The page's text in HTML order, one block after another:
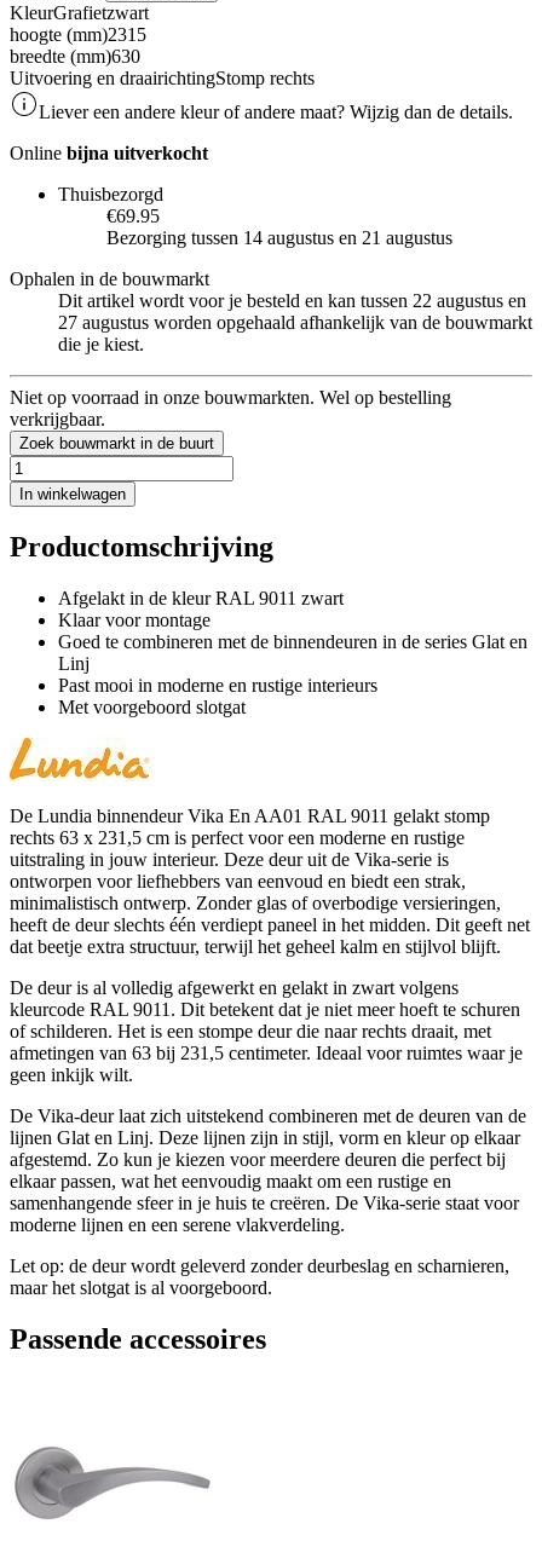
KleurGrafietzwart
hoogte (mm)2315
breedte (mm)630
Uitvoering en draairichtingStomp rechts
Liever een andere kleur of andere maat? Wijzig dan de details.
Online bijna uitverkocht
Thuisbezorgd
€69.95
Bezorging tussen 14 augustus en 21 augustus
Ophalen in de bouwmarkt
Dit artikel wordt voor je besteld en kan tussen 22 augustus en
27 augustus worden opgehaald afhankelijk van de bouwmarkt
die je kiest.
Niet op voorraad in onze bouwmarkten. Wel op bestelling
verkrijgbaar.
Zoek bouwmarkt in de buurt
In winkelwagen
Productomschrijving
Afgelakt in de kleur RAL 9011 zwart
Klaar voor montage
Goed te combineren met de binnendeuren in de series Glat en
Linj
Past mooi in moderne en rustige interieurs
Met voorgeboord slotgat
De Lundia binnendeur Vika En AA01 RAL 9011 gelakt stomp
rechts 63 x 231,5 cm is perfect voor een moderne en rustige
uitstraling in jouw interieur. Deze deur uit de Vika-serie is
ontworpen voor liefhebbers van eenvoud en biedt een strak,
minimalistisch ontwerp. Zonder glas of overbodige versieringen,
heeft de deur slechts één verdiept paneel in het midden. Dit geeft net
dat beetje extra structuur, terwijl het geheel kalm en stijlvol blijft.
De deur is al volledig afgewerkt en gelakt in zwart volgens
kleurcode RAL 9011. Dit betekent dat je niet meer hoeft te schuren
of schilderen. Het is een stompe deur die naar rechts draait, met
afmetingen van 63 bij 231,5 centimeter. Ideaal voor ruimtes waar je
geen inkijk wilt.
De Vika-deur laat zich uitstekend combineren met de deuren van de
lijnen Glat en Linj. Deze lijnen zijn in stijl, vorm en kleur op elkaar
afgestemd. Zo kun je kiezen voor meerdere deuren die perfect bij
elkaar passen, wat het eenvoudig maakt om een rustige en
samenhangende sfeer in je huis te creëren. De Vika-serie staat voor
moderne lijnen en een serene vlakverdeling.
Let op: de deur wordt geleverd zonder deurbeslag en scharnieren,
maar het slotgat is al voorgeboord.
Passende accessoires